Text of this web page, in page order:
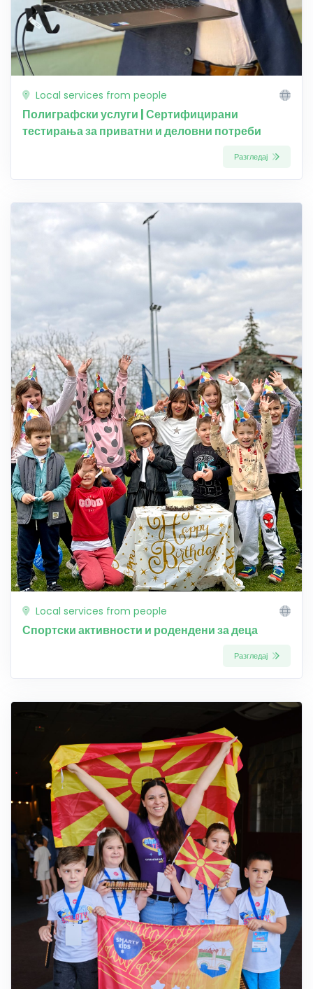
Local services from people
Полиграфски услуги | Сертифицирани
тестирања за приватни и деловни потреби
Разгледај
Local services from people
Спортски активности и родендени за деца
Разгледај